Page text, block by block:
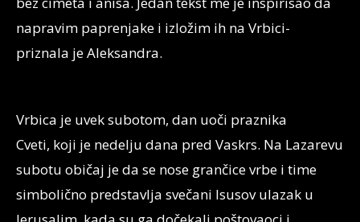
napravim paprenjake i izložim ih na Vrbici-
priznala je Aleksandra.
Vrbica je uvek subotom, dan uoči praznika
Cveti, koji je nedelju dana pred Vaskrs. Na Lazarevu
subotu običaj je da se nose grančice vrbe i time
simbolično predstavlja svečani Isusov ulazak u